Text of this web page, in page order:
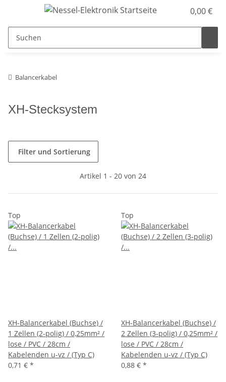
0,00 €
Balancerkabel
XH-Stecksystem
Filter und Sortierung
Artikel 1 - 20 von 24
Top
XH-Balancerkabel (Buchse) /
1 Zellen (2-polig) / 0,25mm² /
lose / PVC / 28cm /
Kabelenden u-vz / (Typ C)
0,71 € *
Top
XH-Balancerkabel (Buchse) /
2 Zellen (3-polig) / 0,25mm² /
lose / PVC / 28cm /
Kabelenden u-vz / (Typ C)
0,88 € *